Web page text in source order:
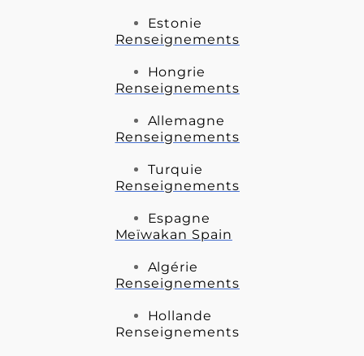
Estonie
Renseignements
Hongrie
Renseignements
Allemagne
Renseignements
Turquie
Renseignements
Espagne
Meïwakan Spain
Algérie
Renseignements
Hollande
Renseignements